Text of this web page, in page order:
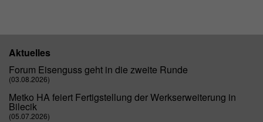
Aktuelles
Forum Eisenguss geht in die zweite Runde
(03.08.2026)
Metko HA feiert Fertigstellung der Werkserweiterung in
Bilecik
(05.07.2026)